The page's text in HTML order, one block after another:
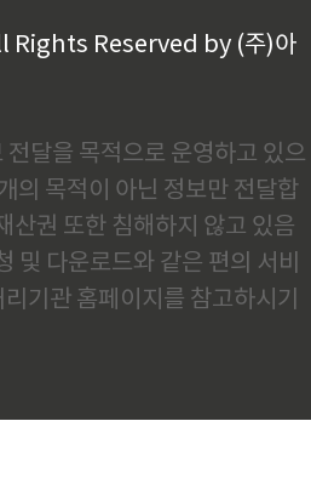
석 기관에서 제기되
Reserved by (주)아
달을 목적으로 운영하고 있으
의 목적이 아닌 정보만 전달합
산권 또한 침해하지 않고 있음
및 다운로드와 같은 편의 서비
기관 홈페이지를 참고하시기